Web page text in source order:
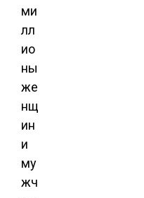
ми
лл
ио
ны
же
нщ
ин
и
му
жч